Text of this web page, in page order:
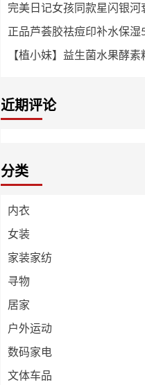
完美日记女孩同款星闪银
正品芦荟胶祛痘印补水保湿
【植小妹】益生菌水果酵素
近期评论
分类
内衣
女装
家装家纺
寻物
居家
户外运动
数码家电
文体车品